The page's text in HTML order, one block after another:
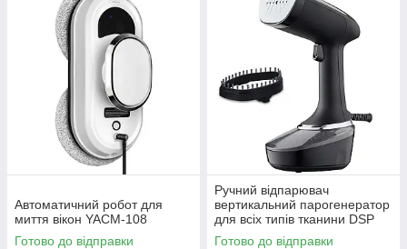
Автоматичний робот для
миття вікон YACM-108
Готово до відправки
Ручний відпарювач
вертикальний парогенератор
для всіх типів тканини DSP
KD-1165 1500 Вт 400 мл
Готово до відправки